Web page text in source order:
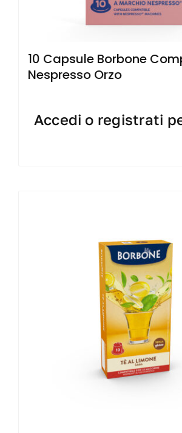
10 Capsule Borbone
Nespresso Orzo
Accedi o registrati